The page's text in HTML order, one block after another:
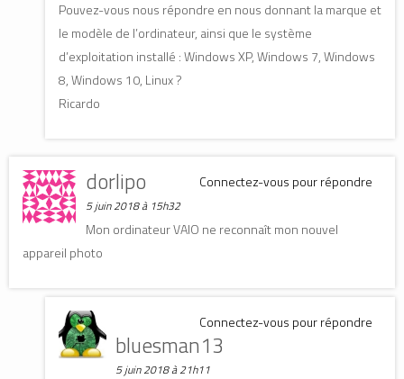
Pouvez-vous nous répondre en nous donnant la marque et
le modèle de l’ordinateur, ainsi que le système
d’exploitation installé : Windows XP, Windows 7, Windows
8, Windows 10, Linux ?
Ricardo
Connectez-vous pour répondre
dorlipo
5 juin 2018 à 15h32
Mon ordinateur VAIO ne reconnaît mon nouvel
appareil photo
Connectez-vous pour répondre
bluesman13
5 juin 2018 à 21h11